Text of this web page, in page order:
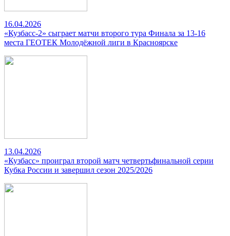
16.04.2026
«Кузбасс-2» сыграет матчи второго тура Финала за 13-16
места ГЕОТЕК Молодёжной лиги в Красноярске
13.04.2026
«Кузбасс» проиграл второй матч четвертьфинальной серии
Кубка России и завершил сезон 2025/2026